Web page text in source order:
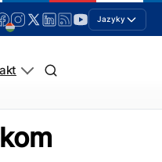
Jazyky